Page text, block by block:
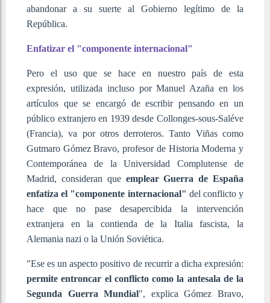
abandonar a su suerte al Gobierno legítimo de la
República.
Enfatizar el "componente internacional"
Pero el uso que se hace en nuestro país de esta
expresión, utilizada incluso por Manuel Azaña en los
artículos que se encargó de escribir pensando en un
público extranjero en 1939 desde Collonges-sous-Saléve
(Francia), va por otros derroteros. Tanto Viñas como
Gutmaro Gómez Bravo, profesor de Historia Moderna y
Contemporánea de la Universidad Complutense de
Madrid, consideran que emplear Guerra de España
enfatiza el "componente internacional" del conflicto y
hace que no pase desapercibida la intervención
extranjera en la contienda de la Italia fascista, la
Alemania nazi o la Unión Soviética.
"Ese es un aspecto positivo de recurrir a dicha expresión:
permite entroncar el conflicto como la antesala de la
Segunda Guerra Mundial", explica Gómez Bravo,